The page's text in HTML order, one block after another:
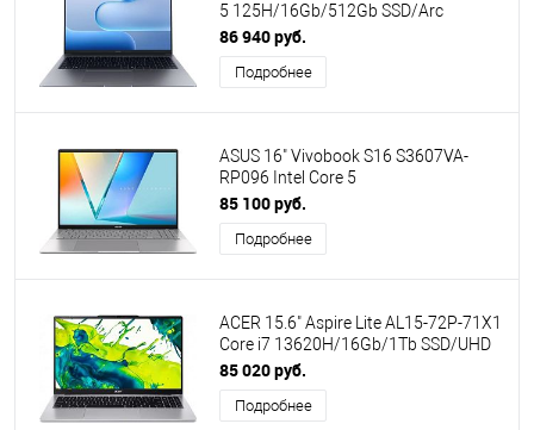
5 125H/16Gb/512Gb SSD/Arc
Graphics/Win11 Home/Grey
(5301ARGP) [ПИ]
86 940 руб.
Подробнее
ASUS 16" Vivobook S16 S3607VA-
RP096 Intel Core 5
210H/16Gb/512Gb SSD/Graphics/No
OS/Cool Silver (90NB1671-M007N0)
ПИ
85 100 руб.
Подробнее
ACER 15.6" Aspire Lite AL15-72P-71X1
Core i7 13620H/16Gb/1Tb SSD/UHD
Graphics/noOS/Silver
(NX.D5GEX.001) ПИ
85 020 руб.
Подробнее